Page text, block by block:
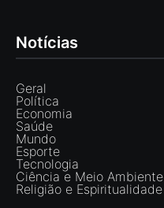
Notícias
Geral
Política
Economia
Saúde
Mundo
Esporte
Tecnologia
Ciência e Meio Ambiente
Religião e Espiritualidade